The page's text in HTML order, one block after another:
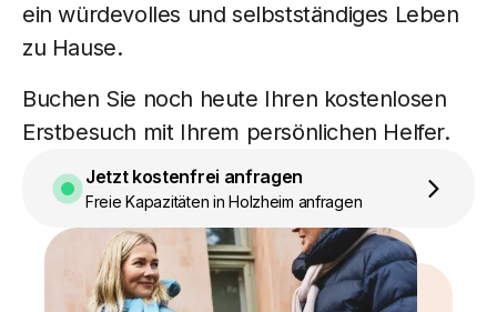
ein würdevolles und selbstständiges Leben
zu Hause.
Buchen Sie noch heute Ihren kostenlosen
Erstbesuch mit Ihrem persönlichen Helfer.
Jetzt kostenfrei anfragen
Freie Kapazitäten in Holzheim anfragen